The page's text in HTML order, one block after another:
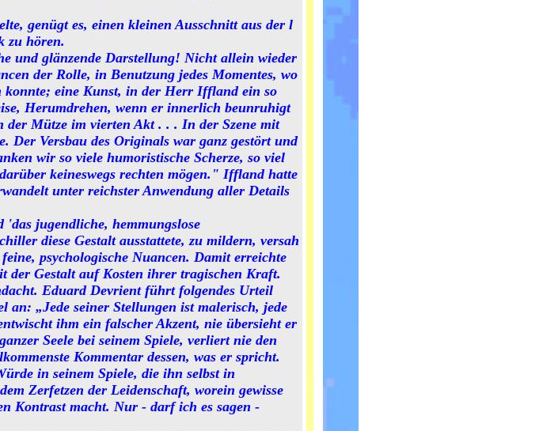
genügt es, einen kleinen Ausschnitt aus der l
zu hören.
und glänzende Darstellung! Nicht allein wieder
der Rolle, in Benutzung jedes Momentes, wo
konnte; eine Kunst, in der Herr Iffland ein so
Herumdrehen, wenn er innerlich beunruhigt
Mütze im vierten Akt . . . In der Szene mit
Der Versbau des Originals war ganz gestört und
wir so viele humoristische Scherze, so viel
keineswegs rechten mögen." Iffland hatte
unter reichster Anwendung aller Details
jugendliche, hemmungslose
diese Gestalt ausstattete, zu mildern, versah
psychologische Nuancen. Damit erreichte
der Gestalt auf Kosten ihrer tragischen Kraft.
Eduard Devrient führt folgendes Urteil
an: „Jede seiner Stellungen ist malerisch, jede
ihm ein falscher Akzent, nie übersieht er
Seele bei seinem Spiele, verliert nie den
Kommentar dessen, was er spricht.
in seinem Spiele, die ihn selbst in
Zerfetzen der Leidenschaft, worein gewisse
Kontrast macht. Nur - darf ich es sagen -